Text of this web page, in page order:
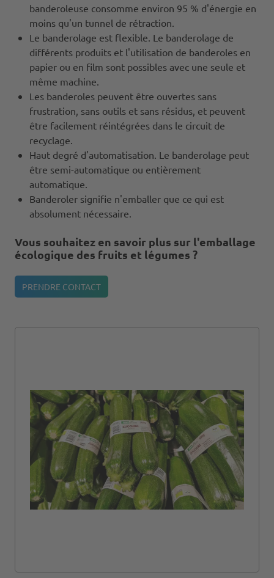
banderoleuse consomme environ 95 % d'énergie en
moins qu'un tunnel de rétraction.
Le banderolage est flexible. Le banderolage de
différents produits et l'utilisation de banderoles en
papier ou en film sont possibles avec une seule et
même machine.
Les banderoles peuvent être ouvertes sans
frustration, sans outils et sans résidus, et peuvent
être facilement réintégrées dans le circuit de
recyclage.
Haut degré d'automatisation. Le banderolage peut
être semi-automatique ou entièrement
automatique.
Banderoler signifie n'emballer que ce qui est
absolument nécessaire.
Vous souhaitez en savoir plus sur l'emballage
écologique des fruits et légumes ?
PRENDRE CONTACT